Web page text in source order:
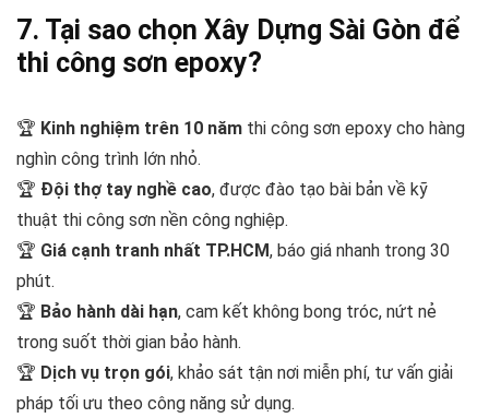
7. Tại sao chọn Xây Dựng Sài Gòn để
thi công sơn epoxy?
🏆 Kinh nghiệm trên 10 năm thi công sơn epoxy cho hàng
nghìn công trình lớn nhỏ.
🏆 Đội thợ tay nghề cao, được đào tạo bài bản về kỹ
thuật thi công sơn nền công nghiệp.
🏆 Giá cạnh tranh nhất TP.HCM, báo giá nhanh trong 30
phút.
🏆 Bảo hành dài hạn, cam kết không bong tróc, nứt nẻ
trong suốt thời gian bảo hành.
🏆 Dịch vụ trọn gói, khảo sát tận nơi miễn phí, tư vấn giải
pháp tối ưu theo công năng sử dụng.